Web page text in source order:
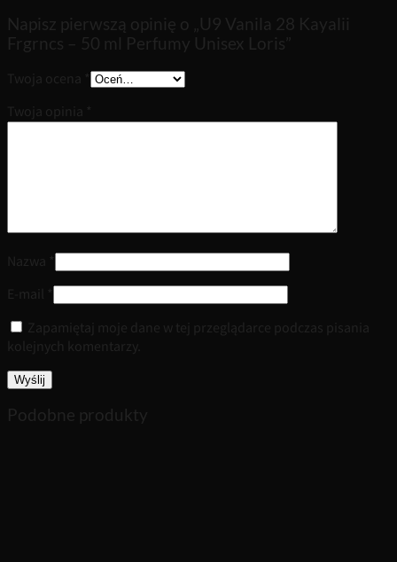
Napisz pierwszą opinię o „U9 Vanila 28 Kayalii
Frgrncs – 50 ml Perfumy Unisex Loris”
Twoja ocena
Twoja opinia
Nazwa
E-mail
Zapamiętaj moje dane w tej przeglądarce podczas pisania
kolejnych komentarzy.
Podobne produkty